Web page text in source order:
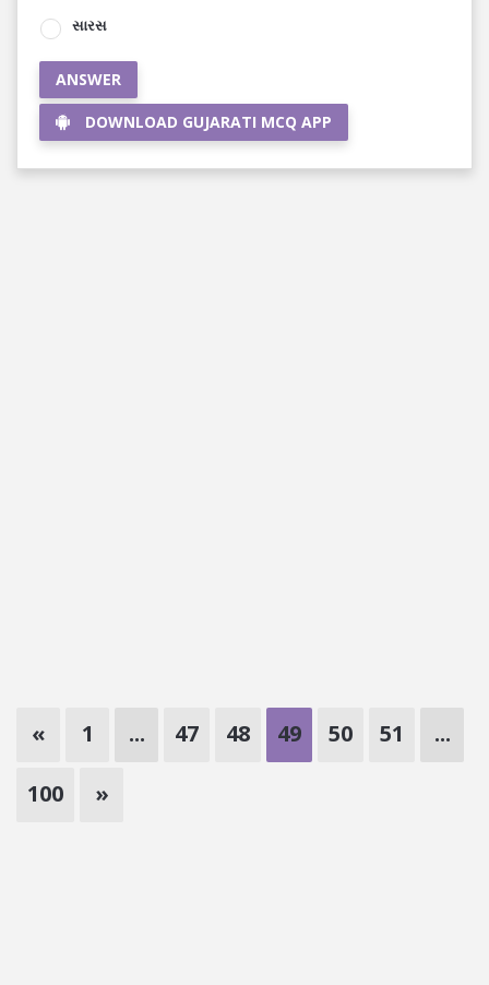
સારસ
ANSWER
DOWNLOAD GUJARATI MCQ APP
« 1 ... 47 48 49 50 51 ...
100 »